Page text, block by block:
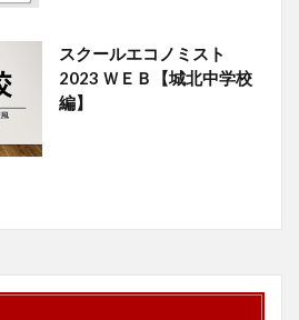
スクールエコノミスト
2023 ＷＥＢ【城北中学校
編】